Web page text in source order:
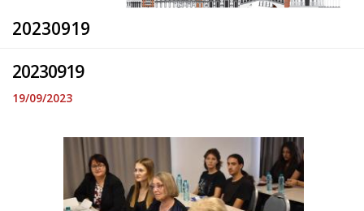
20230919
20230919
19/09/2023